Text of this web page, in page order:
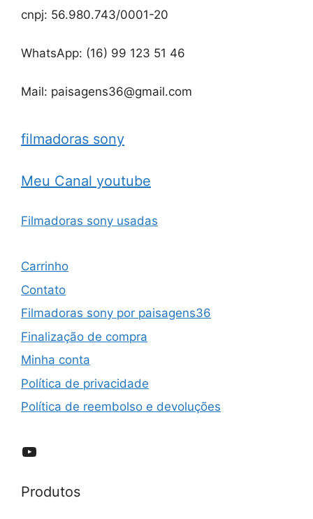
cnpj: 56.980.743/0001-20
WhatsApp: (16) 99 123 51 46
Mail: paisagens36@gmail.com
filmadoras sony
Meu Canal youtube
Filmadoras sony usadas
Carrinho
Contato
Filmadoras sony por paisagens36
Finalização de compra
Minha conta
Política de privacidade
Política de reembolso e devoluções
YouTube
Produtos